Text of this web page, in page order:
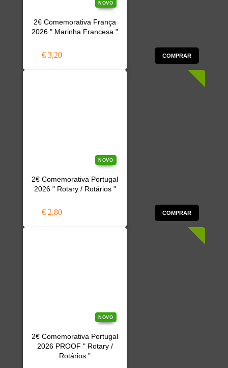
NOVO
2€ Comemorativa França
2026 " Marinha Francesa "
€ 3,20 COMPRAR
NOVO
2€ Comemorativa Portugal
2026 " Rotary / Rotários "
€ 2,80 COMPRAR
NOVO
2€ Comemorativa Portugal
2026 PROOF " Rotary /
Rotários "